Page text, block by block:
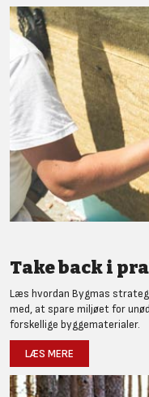
Take back i
Læs hvordan Bygmas
med, at spare miljøet for
forskellige byggematerialer.
LÆS MERE